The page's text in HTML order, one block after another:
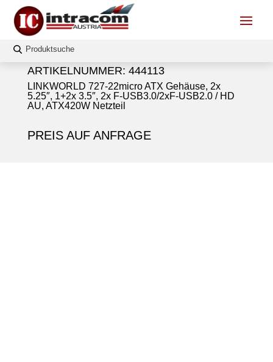
ARTIKELNUMMER: 444113
LINKWORLD 727-22micro ATX Gehäuse, 2x
5.25″, 1+2x 3.5″, 2x F-USB3.0/2xF-USB2.0 / HD
AU, ATX420W Netzteil
PREIS AUF ANFRAGE